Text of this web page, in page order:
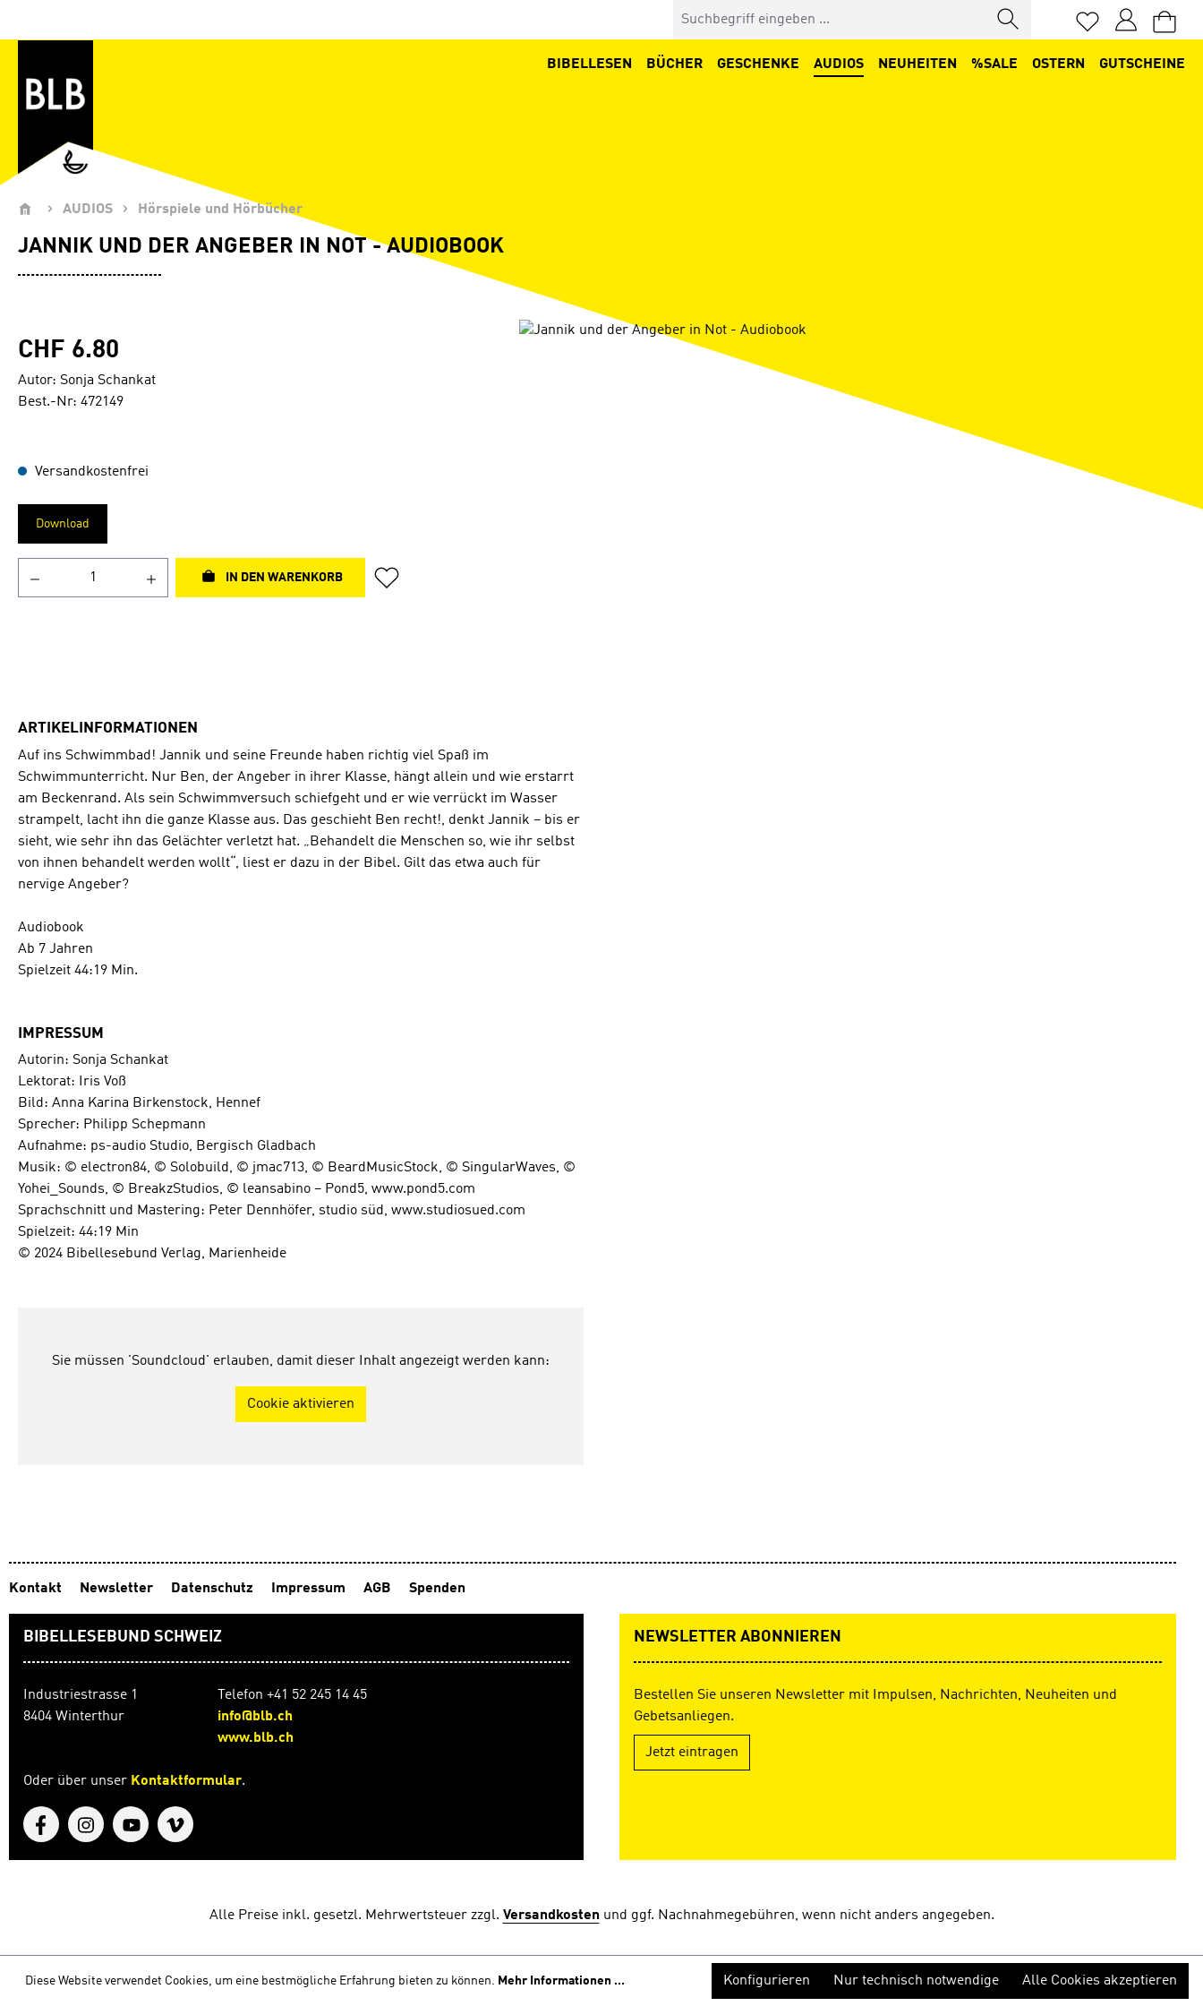
BIBELLESEN
BÜCHER GESCHENKE AUDIOS NEUHEITEN %SALE OSTERN GUTSCHEINE
AUDIOS Hörspiele und Hörbücher
JANNIK UND DER ANGEBER IN NOT - AUDIOBOOK
CHF 6.80
Autor: Sonja Schankat
Best.-Nr: 472149
Versandkostenfrei
Download
IN DEN WARENKORB
Bildergalerie überspringen
ARTIKELINFORMATIONEN
Auf ins Schwimmbad! Jannik und seine Freunde haben richtig viel Spaß im
Schwimmunterricht. Nur Ben, der Angeber in ihrer Klasse, hängt allein und wie erstarrt
am Beckenrand. Als sein Schwimmversuch schiefgeht und er wie verrückt im Wasser
strampelt, lacht ihn die ganze Klasse aus. Das geschieht Ben recht!, denkt Jannik – bis er
sieht, wie sehr ihn das Gelächter verletzt hat. „Behandelt die Menschen so, wie ihr selbst
von ihnen behandelt werden wollt“, liest er dazu in der Bibel. Gilt das etwa auch für
nervige Angeber?
Audiobook
Ab 7 Jahren
Spielzeit 44:19 Min.
IMPRESSUM
Autorin: Sonja Schankat
Lektorat: Iris Voß
Bild: Anna Karina Birkenstock, Hennef
Sprecher: Philipp Schepmann
Aufnahme: ps-audio Studio, Bergisch Gladbach
Musik: © electron84, © Solobuild, © jmac713, © BeardMusicStock, © SingularWaves, ©
Yohei_Sounds, © BreakzStudios, © leansabino – Pond5, www.pond5.com
Sprachschnitt und Mastering: Peter Dennhöfer, studio süd, www.studiosued.com
Spielzeit: 44:19 Min
© 2024 Bibellesebund Verlag, Marienheide
Sie müssen 'Soundcloud' erlauben, damit dieser Inhalt angezeigt werden kann:
Cookie aktivieren
Kontakt Newsletter Datenschutz Impressum AGB Spenden
BIBELLESEBUND SCHWEIZ
Industriestrasse 1
8404 Winterthur
Telefon +41 52 245 14 45
info@blb.ch
www.blb.ch
Oder über unser Kontaktformular.
NEWSLETTER ABONNIEREN
Bestellen Sie unseren Newsletter mit Impulsen, Nachrichten, Neuheiten und
Gebetsanliegen.
Jetzt eintragen
Alle Preise inkl. gesetzl. Mehrwertsteuer zzgl. Versandkostenund ggf. Nachnahmegebühren, wenn nicht anders angegeben.
Diese Website verwendet Cookies, um eine bestmögliche Erfahrung bieten zu können. Mehr Informationen ... Nur technisch notwendige
Konfigurieren Alle Cookies akzeptieren